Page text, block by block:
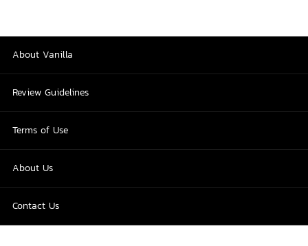
About Vanilla
Review Guidelines
Terms of Use
About Us
Contact Us